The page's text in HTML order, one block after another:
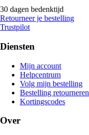
30 dagen bedenktijd
Retourneer je bestelling
Trustpilot
Diensten
Mijn account
Helpcentrum
Volg mijn bestelling
Bestelling retourneren
Kortingscodes
Over